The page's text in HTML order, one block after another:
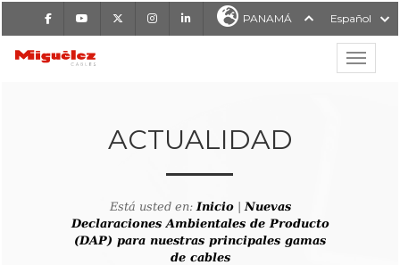
FacebookYoutube InstagramLinkedIn PANAMÁ Español
MIGUÉLEZ CABLES
ACTUALIDAD
Está usted en:Inicio|Nuevas
Declaraciones Ambientales de Producto
(DAP) para nuestras principales gamas
de cables